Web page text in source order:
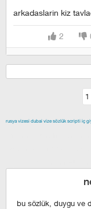
arkadaslarin kiz
2
rusya vizesi dubai vize sözlük scripti iç
bu sözlük, duygu ve